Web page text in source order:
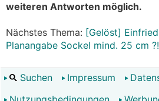
weiteren Antworten möglich.
Nächstes Thema: [Gelöst]
Planangabe Sockel mind. 25 cm
Suchen Impressum